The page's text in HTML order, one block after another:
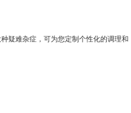
疑难杂症，可为您定制个性化的调理和